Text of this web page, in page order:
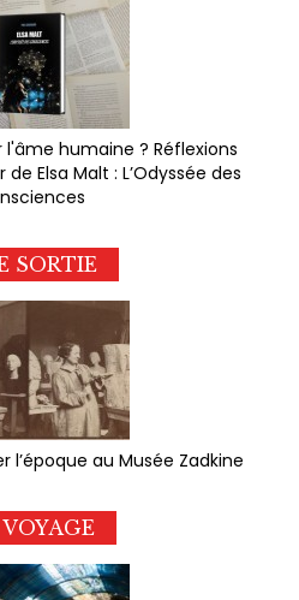
humaine ? Réflexions
Elsa Malt : L’Odyssée des
SORTIE
l’époque au Musée Zadkine